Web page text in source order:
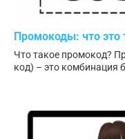
Промокоды: что это
Что такое промокод?
код) – это комбинация